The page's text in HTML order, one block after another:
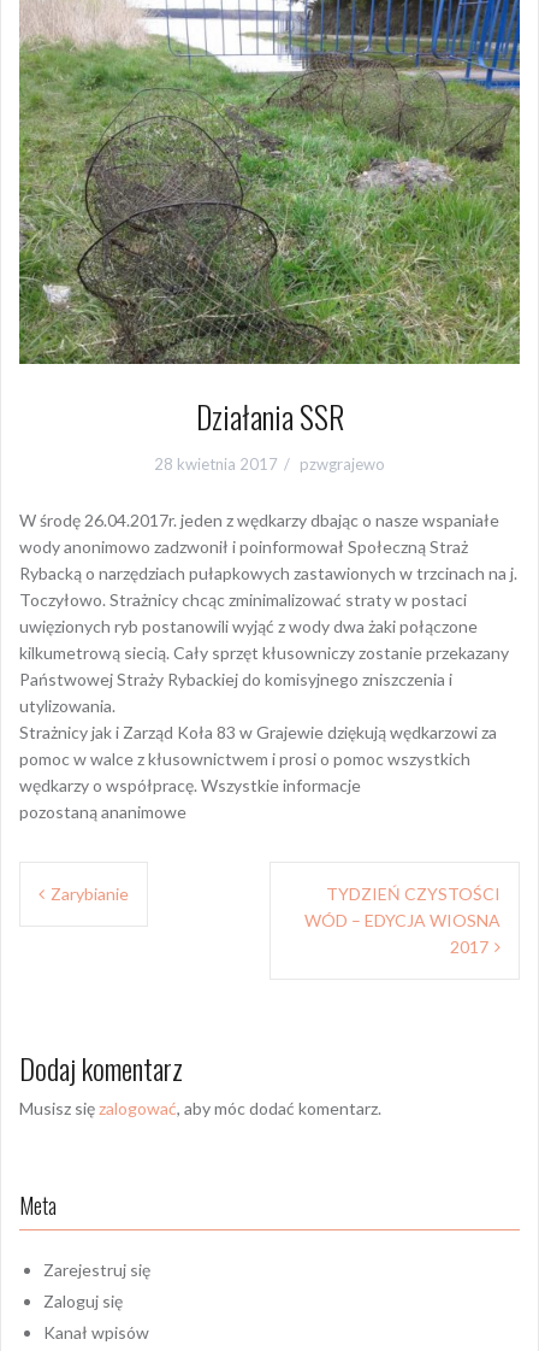
Działania SSR
28 kwietnia 2017 pzwgrajewo
W środę 26.04.2017r. jeden z wędkarzy dbając o nasze wspaniałe
wody anonimowo zadzwonił i poinformował Społeczną Straż
Rybacką o narzędziach pułapkowych zastawionych w trzcinach na j.
Toczyłowo. Strażnicy chcąc zminimalizować straty w postaci
uwięzionych ryb postanowili wyjąć z wody dwa żaki połączone
kilkumetrową siecią. Cały sprzęt kłusowniczy zostanie przekazany
Państwowej Straży Rybackiej do komisyjnego zniszczenia i
utylizowania.
Strażnicy jak i Zarząd Koła 83 w Grajewie dziękują wędkarzowi za
pomoc w walce z kłusownictwem i prosi o pomoc wszystkich
wędkarzy o współpracę. Wszystkie informacje
pozostaną ananimowe
Nawigacja
wpisu
Zarybianie
TYDZIEŃ CZYSTOŚCI
WÓD – EDYCJA WIOSNA
2017
Dodaj komentarz
Musisz sięzalogować, aby móc dodać komentarz.
Meta
Zarejestruj się
Zaloguj się
Kanał wpisów